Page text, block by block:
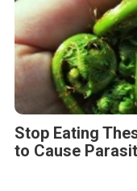
Stop Eating
to Cause